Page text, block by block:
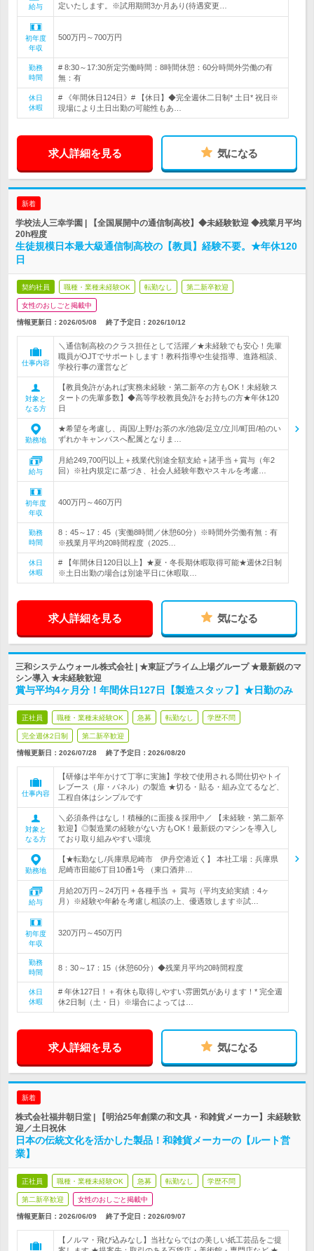
給与
定いたします。※試用期間3か月あり(待遇変更…
初年度
年収
500万円～700万円
勤務
時間
# 8:30～17:30所定労働時間：8時間休憩：60分時間外労働の有
無：有
休日
休暇
# 《年間休日124日》# 【休日】◆完全週休二日制* 土日* 祝日※
現場により土日出勤の可能性もあ…
求人詳細を見る 気になる
新着
学校法人三幸学園 | 【全国展開中の通信制高校】◆未経験歓迎 ◆残業月平均
20h程度
生徒規模日本最大級通信制高校の【教員】経験不要。★年休120
日
契約社員 職種・業種未経験OK 転勤なし 第二新卒歓迎
女性のおしごと掲載中
情報更新日：2026/05/08 終了予定日： 2026/10/12
仕事内容
＼通信制高校のクラス担任として活躍／★未経験でも安心！先輩
職員がOJTでサポートします！教科指導や生徒指導、進路相談、
学校行事の運営など
対象と
なる方
【教員免許があれば実務未経験・第二新卒の方もOK！未経験ス
タートの先輩多数】◆高等学校教員免許をお持ちの方★年休120
日
勤務地
★希望を考慮し、両国/上野/お茶の水/池袋/足立/立川/町田/柏のい
ずれかキャンパスへ配属となりま…
給与
月給249,700円以上＋残業代別途全額支給＋諸手当＋賞与（年2
回）※社内規定に基づき、社会人経験年数やスキルを考慮…
初年度
年収
400万円～460万円
勤務
時間
8：45～17：45（実働8時間／休憩60分）※時間外労働有無：有
※残業月平均20時間程度（2025…
休日
休暇
# 【年間休日120日以上】★夏・冬長期休暇取得可能★週休2日制
※土日出勤の場合は別途平日に休暇取…
求人詳細を見る 気になる
三和システムウォール株式会社 | ★東証プライム上場グループ ★最新鋭のマ
シン導入 ★未経験歓迎
賞与平均4ヶ月分！年間休日127日【製造スタッフ】★日勤のみ
正社員 職種・業種未経験OK 急募 転勤なし 学歴不問
完全週休2日制 第二新卒歓迎
情報更新日：2026/07/28 終了予定日： 2026/08/20
仕事内容
【研修は半年かけて丁寧に実施】学校で使用される間仕切やトイ
レブース（扉・パネル）の製造 ★切る・貼る・組み立てるなど、
工程自体はシンプルです
対象と
なる方
＼必須条件はなし！積極的に面接＆採用中／ 【未経験・第二新卒
歓迎】◎製造業の経験がない方もOK！最新鋭のマシンを導入し
ており取り組みやすい環境
勤務地
【★転勤なし/兵庫県尼崎市 伊丹空港近く】 本社工場：兵庫県
尼崎市田能6丁目10番1号 （東口酒井…
給与
月給20万円～24万円 + 各種手当 ＋ 賞与（平均支給実績：4ヶ
月）※経験や年齢を考慮し相談の上、優遇致します※試…
初年度
年収
320万円～450万円
勤務
時間
8：30～17：15（休憩60分）◆残業月平均20時間程度
休日
休暇
# 年休127日！＋有休も取得しやすい雰囲気があります！* 完全週
休2日制（土・日）※場合によっては…
求人詳細を見る 気になる
新着
株式会社福井朝日堂 | 【明治25年創業の和文具・和雑貨メーカー】未経験歓
迎／土日祝休
日本の伝統文化を活かした製品！和雑貨メーカーの【ルート営
業】
正社員 職種・業種未経験OK 急募 転勤なし 学歴不問
第二新卒歓迎 女性のおしごと掲載中
情報更新日：2026/06/09 終了予定日： 2026/09/07
【ノルマ・飛び込みなし】当社ならではの美しい紙工芸品をご提